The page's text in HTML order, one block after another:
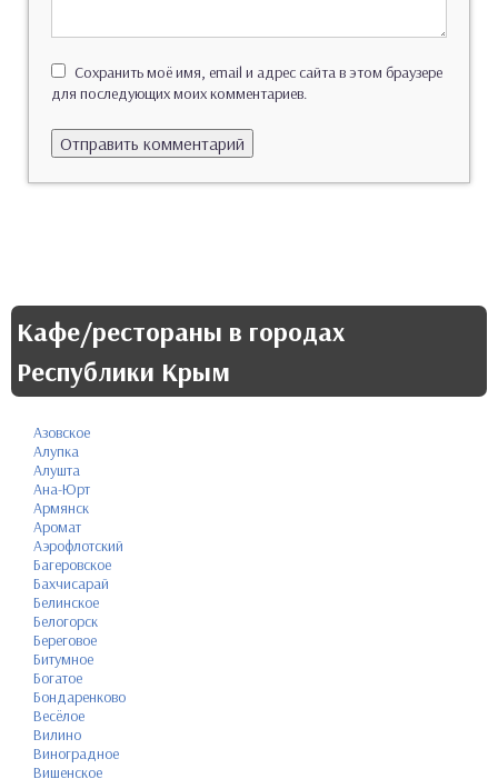
Сохранить моё имя, email и адрес сайта в этом браузере
для последующих моих комментариев.
Кафе/рестораны в городах
Республики Крым
Азовское
Алупка
Алушта
Ана-Юрт
Армянск
Аромат
Аэрофлотский
Багеровское
Бахчисарай
Белинское
Белогорск
Береговое
Битумное
Богатое
Бондаренково
Весёлое
Вилино
Виноградное
Вишенское